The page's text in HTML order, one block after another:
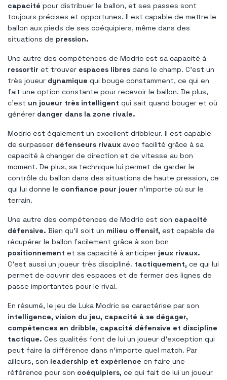
capacité pour distribuer le ballon, et ses passes sont
toujours précises et opportunes. Il est capable de mettre le
ballon aux pieds de ses coéquipiers, même dans des
situations de pression.
Une autre des compétences de Modric est sa capacité à
ressortir et trouver espaces libres dans le champ. C'est un
très joueur dynamique qui bouge constamment, ce qui en
fait une option constante pour recevoir le ballon. De plus,
c'est un joueur très intelligent qui sait quand bouger et où
générer danger dans la zone rivale.
Modric est également un excellent dribbleur. Il est capable
de surpasser défenseurs rivaux avec facilité grâce à sa
capacité à changer de direction et de vitesse au bon
moment. De plus, sa technique lui permet de garder le
contrôle du ballon dans des situations de haute pression, ce
qui lui donne le confiance pour jouer n'importe où sur le
terrain.
Une autre des compétences de Modric est son capacité
défensive. Bien qu'il soit un milieu offensif, est capable de
récupérer le ballon facilement grâce à son bon
positionnement et sa capacité à anticiper jeux rivaux.
C'est aussi un joueur très discipliné. tactiquement, ce qui lui
permet de couvrir des espaces et de fermer des lignes de
passe importantes pour le rival.
En résumé, le jeu de Luka Modric se caractérise par son
intelligence, vision du jeu, capacité à se dégager,
compétences en dribble, capacité défensive et discipline
tactique. Ces qualités font de lui un joueur d'exception qui
peut faire la différence dans n'importe quel match. Par
ailleurs, son leadership et expérience en faire une
référence pour son coéquipiers, ce qui fait de lui un joueur